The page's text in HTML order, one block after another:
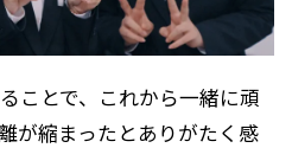
ことで、これから一緒に頑
が縮まったとありがたく感